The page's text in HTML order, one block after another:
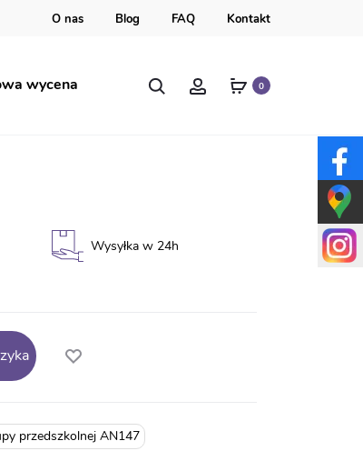
O nas Blog FAQ Kontakt
wycena Szukaj Account0
Wysyłka w 24h
przedszkolnej AN147